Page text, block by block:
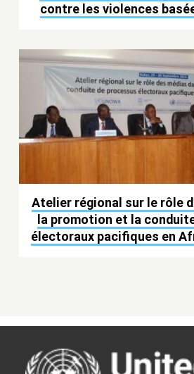
contre les violences
Atelier régional sur le rôle
la promotion et la
électoraux pacifiques en